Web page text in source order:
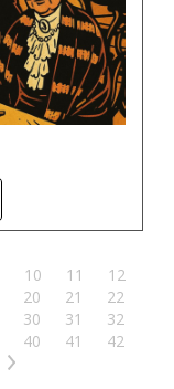
10 11
12
20 21
22
30 31
32
40 41
42
>